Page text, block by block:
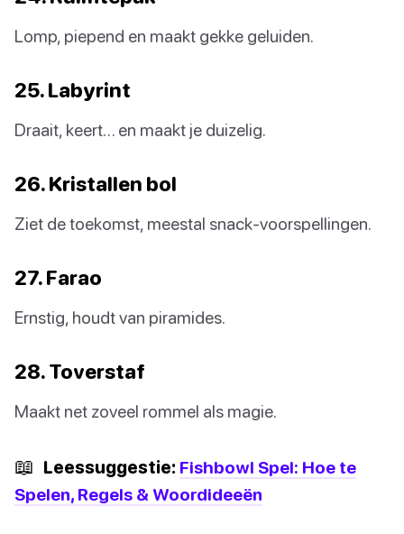
Lomp, piepend en maakt gekke geluiden.
25. Labyrint
Draait, keert… en maakt je duizelig.
26. Kristallen bol
Ziet de toekomst, meestal snack-voorspellingen.
27. Farao
Ernstig, houdt van piramides.
28. Toverstaf
Maakt net zoveel rommel als magie.
📖 Leessuggestie: Fishbowl Spel: Hoe te
Spelen, Regels & Woordideeën